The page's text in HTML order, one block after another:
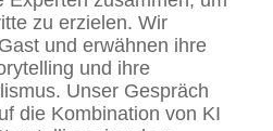
zu erzielen. Wir
und erwähnen ihre
und ihre
Unser Gespräch
die Kombination von KI